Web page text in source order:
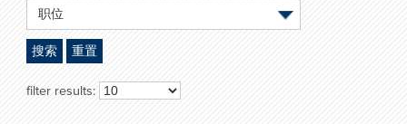
职位
搜索 重置
filter results: